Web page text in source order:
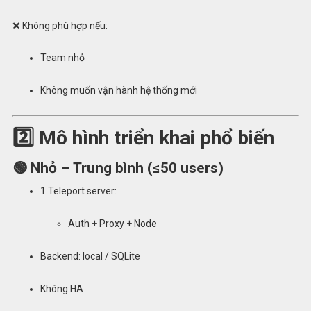
❌ Không phù hợp nếu:
Team nhỏ
Không muốn vận hành hệ thống mới
2️⃣ Mô hình triển khai phổ biến
🟢 Nhỏ – Trung bình (≤50 users)
1 Teleport server:
Auth + Proxy + Node
Backend: local / SQLite
Không HA